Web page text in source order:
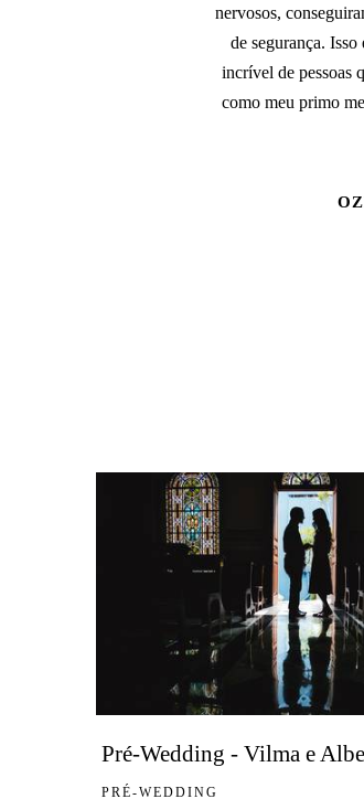
nervosos,
de segurança.
incrível de pessoas
como meu primo
Pré-Wedding - Vilma e
PRÉ-WEDDING